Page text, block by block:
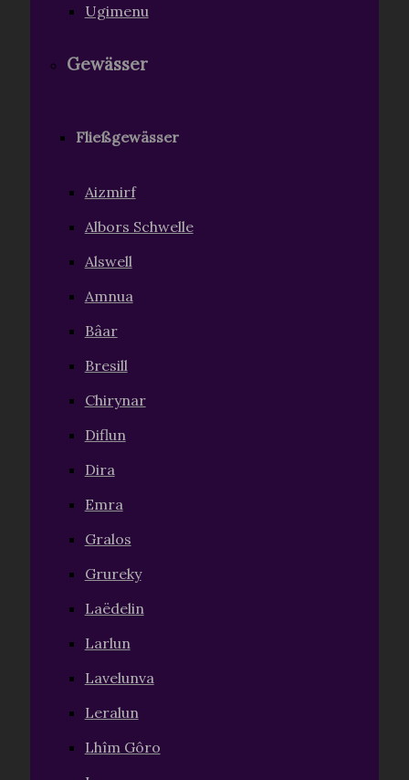
Ugimenu
Gewässer
Fließgewässer
Aizmirf
Albors Schwelle
Alswell
Amnua
Bâar
Bresill
Chirynar
Diflun
Dira
Emra
Gralos
Grureky
Laëdelin
Larlun
Lavelunva
Leralun
Lhîm Gôro